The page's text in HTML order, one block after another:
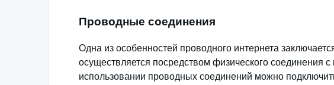
Проводные соединения
Одна из особенностей проводного интернета
осуществляется посредством физического
использовании проводных соединений можно